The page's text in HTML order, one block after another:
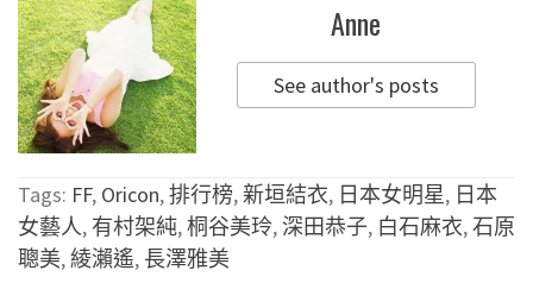
Anne
See author's posts
Tags: FF, Oricon,排行榜,新垣結衣, 日本女明星, 日本
女藝人, 有村架純,桐谷美玲,深田恭子, 白石麻衣,石原
聰美,綾瀨遙, 長澤雅美